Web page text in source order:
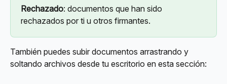
Rechazado: documentos que han sido
rechazados por ti u otros firmantes.
También puedes subir documentos arrastrando y
soltando archivos desde tu escritorio en esta sección: